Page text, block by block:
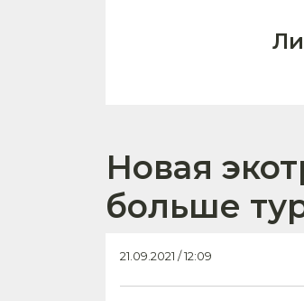
Новая
больше
21.09.2021 / 12:09